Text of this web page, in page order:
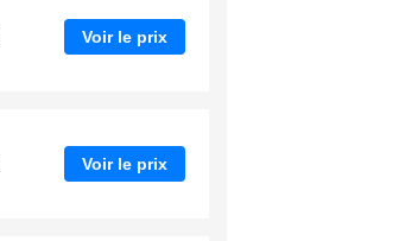
Voir le prix
Voir le prix